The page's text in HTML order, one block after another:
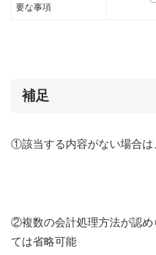
要な事項
補足
①該当する内容がない場合は
②複数の会計処理方法が認め
ては省略可能